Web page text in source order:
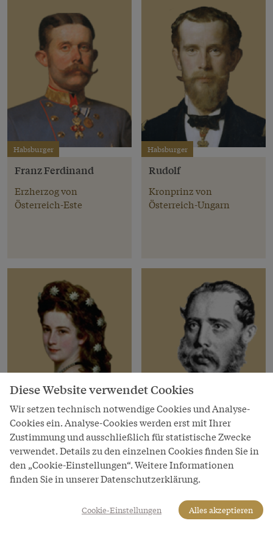
Habsburger
Franz Ferdinand
Erzherzog von
Österreich-Este
Habsburger
Rudolf
Kronprinz von
Österreich-Ungarn
Habsburger
Elisabeth
* 24. Dez 1837, † 10. Sep
1898
Habsburger
Karl Ludwig
Erzherzog von
Österreich
Diese Website verwendet Cookies
Wir setzen technisch notwendige Cookies und Analyse-
Cookies ein. Analyse-Cookies werden erst mit Ihrer
Zustimmung und ausschließlich für statistische Zwecke
verwendet. Details zu den einzelnen Cookies finden Sie in
den „Cookie-Einstellungen“. Weitere Informationen
finden Sie in unserer Datenschutzerklärung.
Cookie-Einstellungen Alles akzeptieren